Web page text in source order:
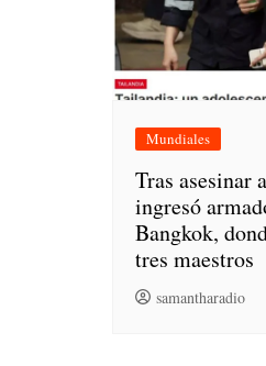
Mundiales
Tras asesinar
ingresó
Bangkok,
tres maestros
samantharadio